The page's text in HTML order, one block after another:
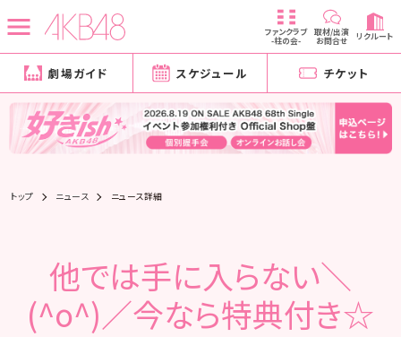
ファンクラブ
-柱の会-
取材/出演
お問合せ リクルート
劇場ガイド スケジュール チケット
トップ ニュース ニュース詳細
他では手に入らない＼
(^o^)／今なら特典付き☆